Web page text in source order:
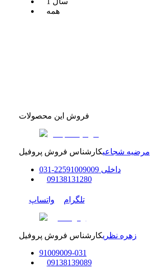
همه
فروش این محصولات
مرضیه شجاعیکارشناس فروش پروفیل
داخلی 22591009009
-
031
09138131280
تلگرام واتساپ
زهره نظریکارشناس فروش پروفیل
91009009-031
09138139089